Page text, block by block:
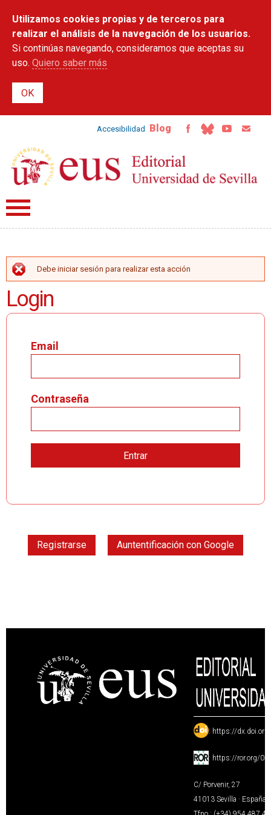
contenido
principal
Utilizamos cookies propias y de terceros para
realizar el análisis de la navegación de los usuarios.
Si continúas navegando, consideramos que aceptas su
uso. Quiero saber más
Accesibilidad Blog
MENSAJE DE ERROR
Debe iniciar sesión para realizar esta acción
Login
Email
Contraseña
Registrarse Auntentificación con Google
: https://
: https://ror.org/
C/ Porvenir, 27
41013 Sevilla · España